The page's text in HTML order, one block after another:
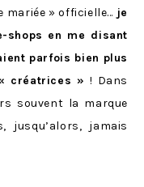
mariée » officielle… je
shops en me disant
parfois bien plus
créatrices »! Dans
souvent la marque
jusqu’alors, jamais